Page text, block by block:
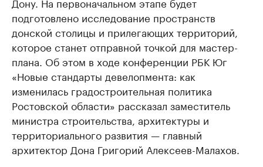
подготовлено исследование пространств
донской столицы и прилегающих территорий,
которое станет отправной точкой для мастер-
плана. Об этом в ходе конференции РБК Юг
«Новые стандарты девелопмента: как
изменилась градостроительная политика
Ростовской области» рассказал заместитель
министра строительства, архитектуры и
территориального развития — главный
архитектор Дона Григорий Алексеев-Малахов.